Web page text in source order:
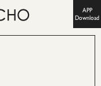
APP
Download